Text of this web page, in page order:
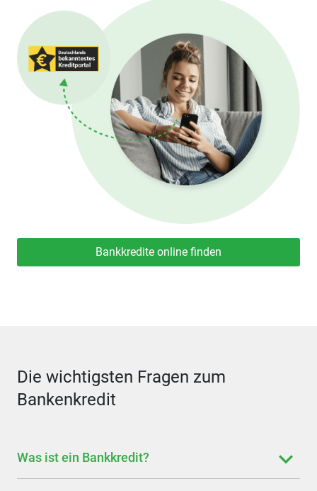
Bankkredite online finden
Die wichtigsten Fragen zum
Bankenkredit
Was ist ein Bankkredit?